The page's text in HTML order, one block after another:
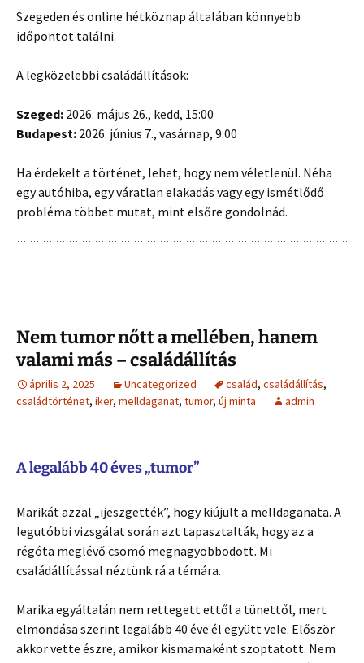
Szegeden és online hétköznap általában könnyebb
időpontot találni.
A legközelebbi családállítások:
Szeged: 2026. május 26., kedd, 15:00
Budapest: 2026. június 7., vasárnap, 9:00
Ha érdekelt a történet, lehet, hogy nem véletlenül. Néha
egy autóhiba, egy váratlan elakadás vagy egy ismétlődő
probléma többet mutat, mint elsőre gondolnád.
Nem tumor nőtt a mellében, hanem
valami más – családállítás
április 2, 2025 Uncategorized család, családállítás,
családtörténet, iker, melldaganat, tumor, új minta admin
A legalább 40 éves „tumor”
Marikát azzal „ijeszgették”, hogy kiújult a melldaganata. A
legutóbbi vizsgálat során azt tapasztalták, hogy az a
régóta meglévő csomó megnagyobbodott. Mi
családállítással néztünk rá a témára.
Marika egyáltalán nem rettegett ettől a tünettől, mert
elmondása szerint legalább 40 éve él együtt vele. Először
akkor vette észre, amikor kismamaként szoptatott. Nem